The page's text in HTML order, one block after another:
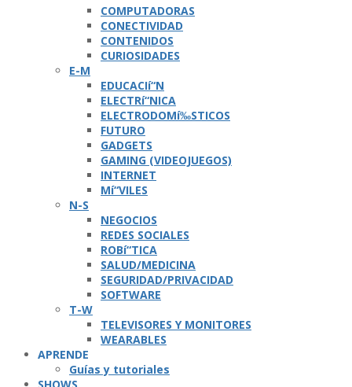
COMPUTADORAS
CONECTIVIDAD
CONTENIDOS
CURIOSIDADES
E-M
EDUCACIí“N
ELECTRí“NICA
ELECTRODOMí‰STICOS
FUTURO
GADGETS
GAMING (VIDEOJUEGOS)
INTERNET
Mí“VILES
N-S
NEGOCIOS
REDES SOCIALES
ROBí“TICA
SALUD/MEDICINA
SEGURIDAD/PRIVACIDAD
SOFTWARE
T-W
TELEVISORES Y MONITORES
WEARABLES
APRENDE
Guí­as y tutoriales